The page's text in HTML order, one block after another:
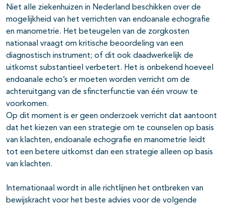
Niet alle ziekenhuizen in Nederland beschikken over de
mogelijkheid van het verrichten van endoanale echografie
en manometrie. Het beteugelen van de zorgkosten
nationaal vraagt om kritische beoordeling van een
diagnostisch instrument; of dit ook daadwerkelijk de
uitkomst substantieel verbetert. Het is onbekend hoeveel
endoanale echo’s er moeten worden verricht om de
achteruitgang van de sfincterfunctie van één vrouw te
voorkomen.
Op dit moment is er geen onderzoek verricht dat aantoont
dat het kiezen van een strategie om te counselen op basis
van klachten, endoanale echografie en manometrie leidt
tot een betere uitkomst dan een strategie alleen op basis
van klachten.
Internationaal wordt in alle richtlijnen het ontbreken van
bewijskracht voor het beste advies voor de volgende